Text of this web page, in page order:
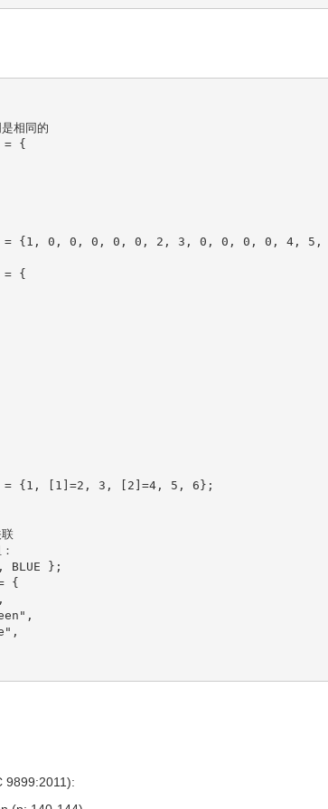
相同的
=
{
= {1 , 0 , 0 , 0 , 0 , 0 , 2 , 3 , 0 , 0 , 0 , 0 , 4, 5 ,
=
{
= {1 , [ 1 ] =2 , 3 , [ 2 ] =4, 5 , 6} ;
BLUE } ;
{
,
,
,
9899:2011):